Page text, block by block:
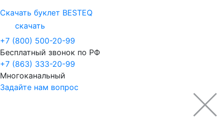
Скачать буклет BESTEQ
скачать
+7 (800) 500-20-99
Бесплатный звонок по РФ
+7 (863) 333-20-99
Многоканальный
Задайте нам вопрос